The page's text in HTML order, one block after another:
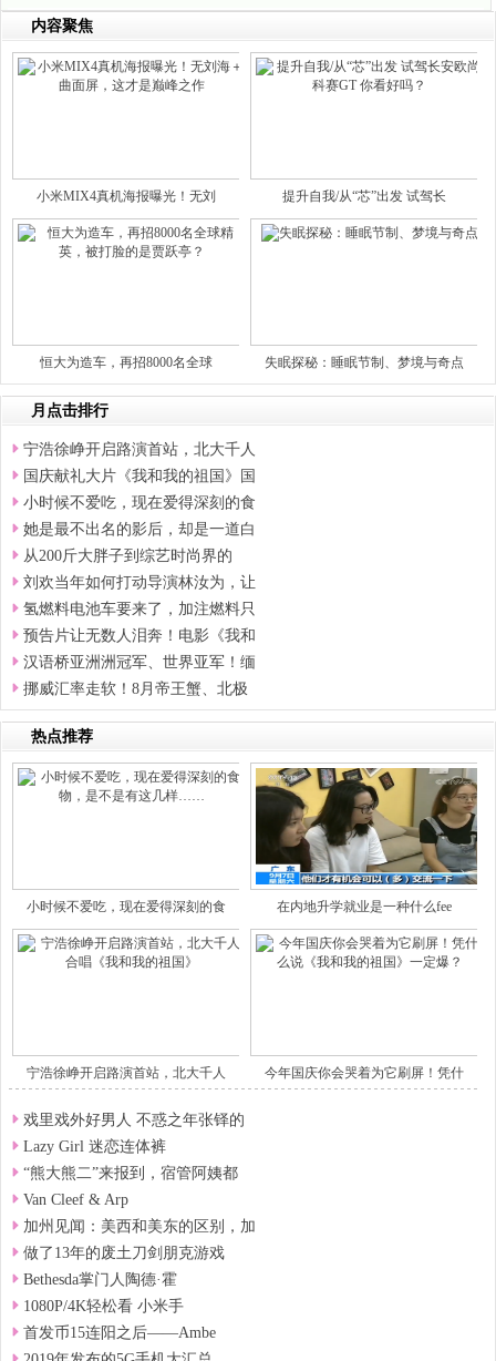
便宜
内容聚焦
小米MIX4真机海报曝光！无刘 提升自我/从“芯”出发 试驾长
恒大为造车，再招8000名全球 失眠探秘：睡眠节制、梦境与奇点
月点击排行
宁浩徐峥开启路演首站，北大千人
国庆献礼大片《我和我的祖国》国
小时候不爱吃，现在爱得深刻的食
她是最不出名的影后，却是一道白
从200斤大胖子到综艺时尚界的
刘欢当年如何打动导演林汝为，让
氢燃料电池车要来了，加注燃料只
预告片让无数人泪奔！电影《我和
汉语桥亚洲洲冠军、世界亚军！缅
挪威汇率走软！8月帝王蟹、北极
热点推荐
小时候不爱吃，现在爱得深刻的食 在内地升学就业是一种什么fee
宁浩徐峥开启路演首站，北大千人 今年国庆你会哭着为它刷屏！凭什
戏里戏外好男人 不惑之年张铎的
Lazy Girl 迷恋连体裤
“熊大熊二”来报到，宿管阿姨都
Van Cleef & Arp
加州见闻：美西和美东的区别，加
做了13年的废土刀剑朋克游戏
Bethesda掌门人陶德·霍
1080P/4K轻松看 小米手
首发币15连阳之后——Ambe